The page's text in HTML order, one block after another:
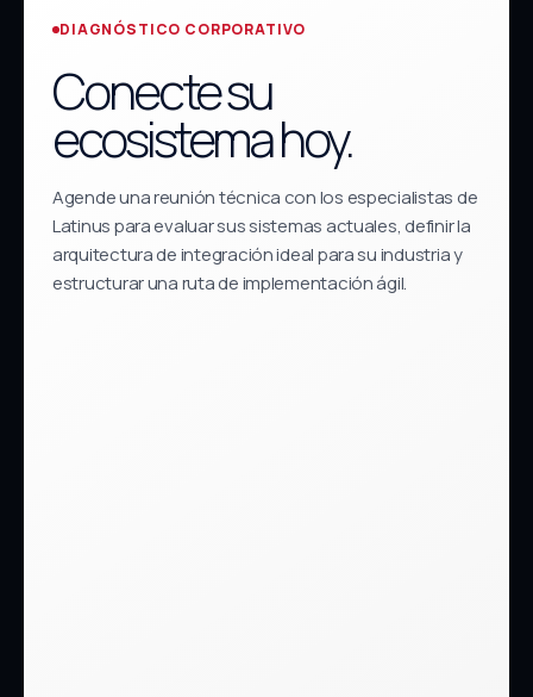
DIAGNÓSTICO CORPORATIVO
Conecte su
ecosistema hoy.
Agende una reunión técnica con los especialistas de
Latinus para evaluar sus sistemas actuales, definir la
arquitectura de integración ideal para su industria y
estructurar una ruta de implementación ágil.